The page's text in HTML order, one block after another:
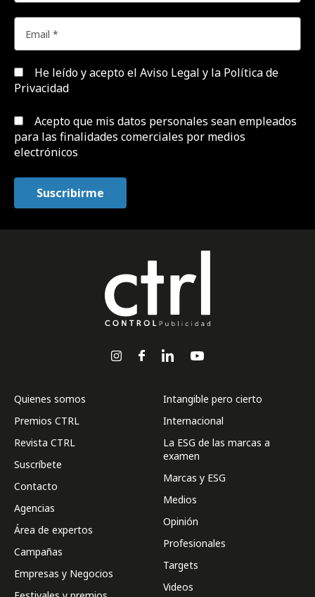
He leído y acepto el Aviso Legal y la Política de
Privacidad
Acepto que mis datos personales sean empleados
para las finalidades comerciales por medios
electrónicos
Quienes somos
Premios CTRL
Revista CTRL
Suscríbete
Contacto
Agencias
Área de expertos
Campañas
Empresas y Negocios
Intangible pero cierto
Internacional
La ESG de las marcas a
examen
Marcas y ESG
Medios
Opinión
Profesionales
Targets
Videos